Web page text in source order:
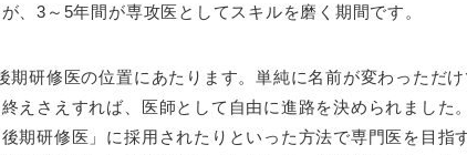
、3～5年間が専攻医としてスキルを磨く期間です。
期研修医の位置にあたります。単純に名前が変わっただ
えさえすれば、医師として自由に進路を決められました
期研修医」に採用されたりといった方法で専門医を目指